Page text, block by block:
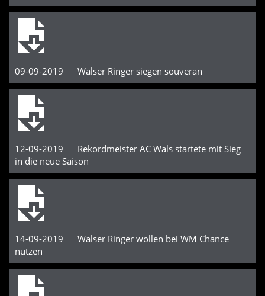
09-09-2019 Walser Ringer siegen souverän
12-09-2019 Rekordmeister AC Wals startete mit Sieg
in die neue Saison
14-09-2019 Walser Ringer wollen bei WM Chance
nutzen